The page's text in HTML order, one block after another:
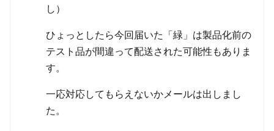
し）
ひょっとしたら今回届いた「緑」は製品化前の
テスト品が間違って配送された可能性もありま
す。
一応対応してもらえないかメールは出しまし
た。